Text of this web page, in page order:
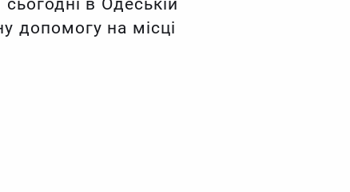
допомогу на місці